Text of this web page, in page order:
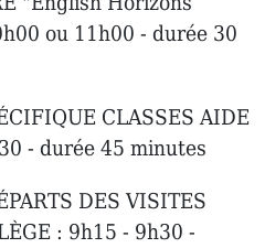
ou 11h00 - durée 30
CLASSES AIDE
- durée 45 minutes
DES VISITES
: 9h15 - 9h30 -